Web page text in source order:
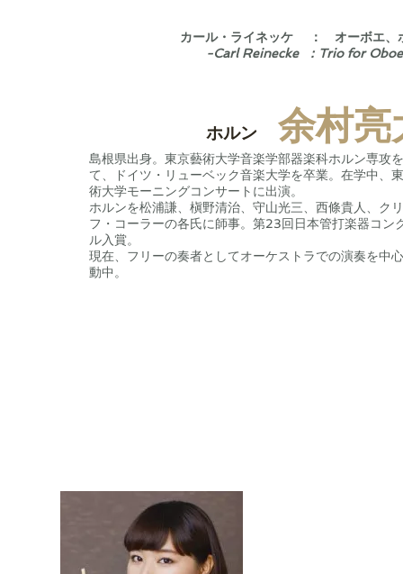
カール・ライネッケ ： オーボエ、
-Carl Reinecke ：Trio for
ホルン 余村亮
島根県出身。東京藝術大学音楽学部器楽科ホルン専攻
て、ドイツ・リューベック音楽大学を卒業。在学中、
術大学モーニングコンサートに出演。
ホルンを松浦謙、槇野清治、守山光三、西條貴人、ク
フ・コーラーの各氏に師事。第23回日本管打楽器コン
ル入賞。
現在、フリーの奏者としてオーケストラでの演奏を中
動中。